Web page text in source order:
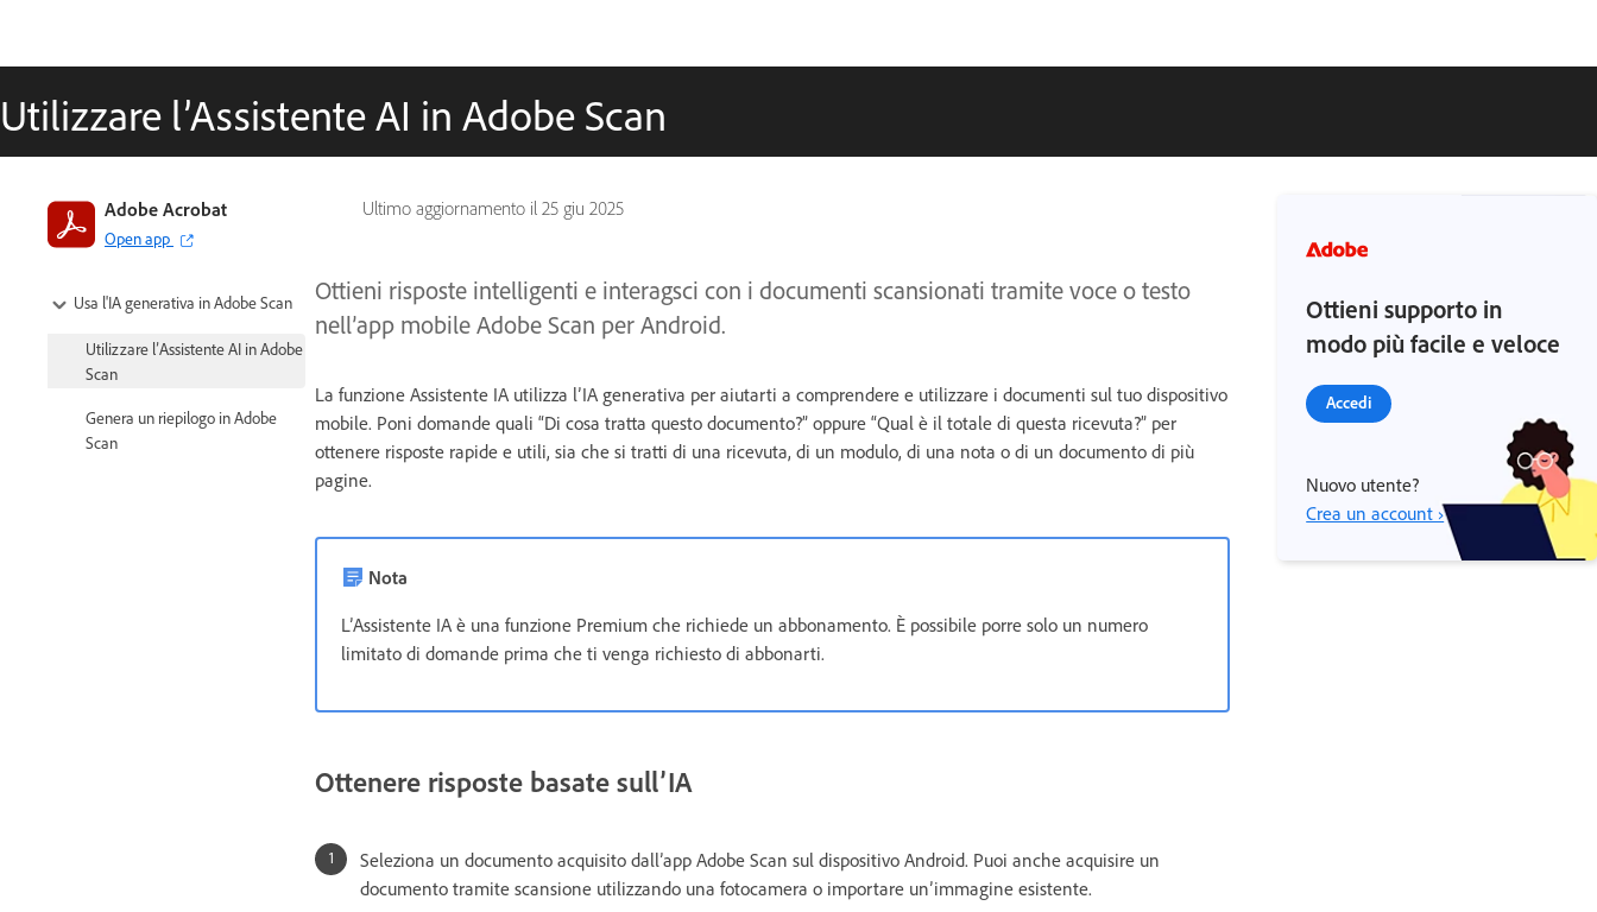
Utilizzare l’Assistente AI in Adobe Scan
Ultimo aggiornamento il 25 giu 2025
Adobe Acrobat
Open app
Usa l'IA generativa in Adobe Scan
Utilizzare l’Assistente AI in Adobe
Scan
Genera un riepilogo in Adobe
Scan
Ottieni risposte intelligenti e interagsci con i documenti scansionati tramite voce o testo
nell’app mobile Adobe Scan per Android.
La funzione Assistente IA utilizza l’IA generativa per aiutarti a comprendere e utilizzare i documenti sul tuo dispositivo
mobile. Poni domande quali “Di cosa tratta questo documento?” oppure “Qual è il totale di questa ricevuta?” per
ottenere risposte rapide e utili, sia che si tratti di una ricevuta, di un modulo, di una nota o di un documento di più
pagine.
Nota
L’Assistente IA è una funzione Premium che richiede un abbonamento. È possibile porre solo un numero
limitato di domande prima che ti venga richiesto di abbonarti.
Ottenere risposte basate sull’IA
Seleziona un documento acquisito dall’app Adobe Scan sul dispositivo Android. Puoi anche acquisire un
documento tramite scansione utilizzando una fotocamera o importare un’immagine esistente.
Ottieni supporto in
modo più facile e veloce
Accedi
Nuovo utente?
Crea un account ›